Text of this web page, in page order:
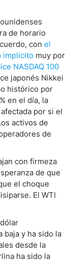
de horario
con el
implícito muy por
NASDAQ 100
japonés Nikkei
histórico por
en el día, la
por si el
activos de
de
con firmeza
de que
el choque
El WTI
baja y ha sido la
desde la
ha sido la